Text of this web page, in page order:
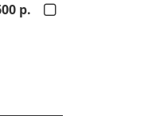
р.